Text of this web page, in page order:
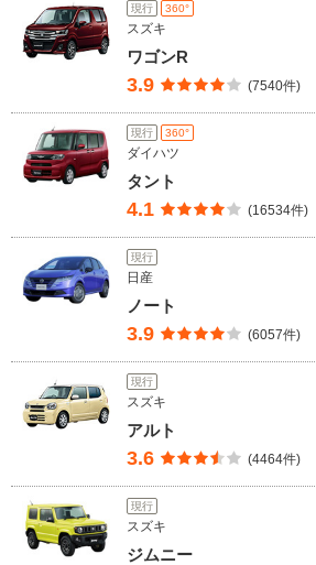
現行 360°
スズキ
ワゴンR
3.9 (7540件)
現行 360°
ダイハツ
タント
4.1 (16534件)
現行
日産
ノート
3.9 (6057件)
現行
スズキ
アルト
3.6 (4464件)
現行
スズキ
ジムニー